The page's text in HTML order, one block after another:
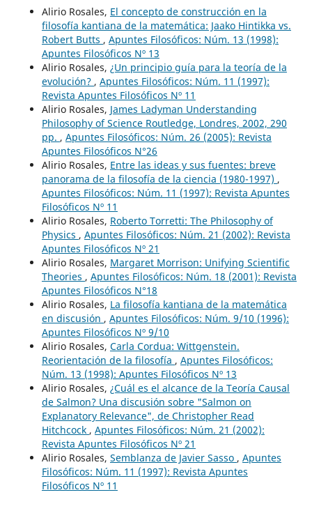
Alirio Rosales, El concepto de construcción en la
filosofía kantiana de la matemática: Jaako Hintikka vs.
Robert Butts , Apuntes Filosóficos: Núm. 13 (1998):
Apuntes Filosóficos Nº 13
Alirio Rosales, ¿Un principio guía para la teoría de la
evolución? , Apuntes Filosóficos: Núm. 11 (1997):
Revista Apuntes Filosóficos Nº 11
Alirio Rosales, James Ladyman Understanding
Philosophy of Science Routledge, Londres, 2002, 290
pp. , Apuntes Filosóficos: Núm. 26 (2005): Revista
Apuntes Filosóficos N°26
Alirio Rosales, Entre las ideas y sus fuentes: breve
panorama de la filosofía de la ciencia (1980-1997) ,
Apuntes Filosóficos: Núm. 11 (1997): Revista Apuntes
Filosóficos Nº 11
Alirio Rosales, Roberto Torretti: The Philosophy of
Physics , Apuntes Filosóficos: Núm. 21 (2002): Revista
Apuntes Filosóficos Nº 21
Alirio Rosales, Margaret Morrison: Unifying Scientific
Theories , Apuntes Filosóficos: Núm. 18 (2001): Revista
Apuntes Filosóficos N°18
Alirio Rosales, La filosofía kantiana de la matemática
en discusión , Apuntes Filosóficos: Núm. 9/10 (1996):
Apuntes Filosóficos Nº 9/10
Alirio Rosales, Carla Cordua: Wittgenstein.
Reorientación de la filosofía , Apuntes Filosóficos:
Núm. 13 (1998): Apuntes Filosóficos Nº 13
Alirio Rosales, ¿Cuál es el alcance de la Teoría Causal
de Salmon? Una discusión sobre "Salmon on
Explanatory Relevance", de Christopher Read
Hitchcock , Apuntes Filosóficos: Núm. 21 (2002):
Revista Apuntes Filosóficos Nº 21
Alirio Rosales, Semblanza de Javier Sasso , Apuntes
Filosóficos: Núm. 11 (1997): Revista Apuntes
Filosóficos Nº 11